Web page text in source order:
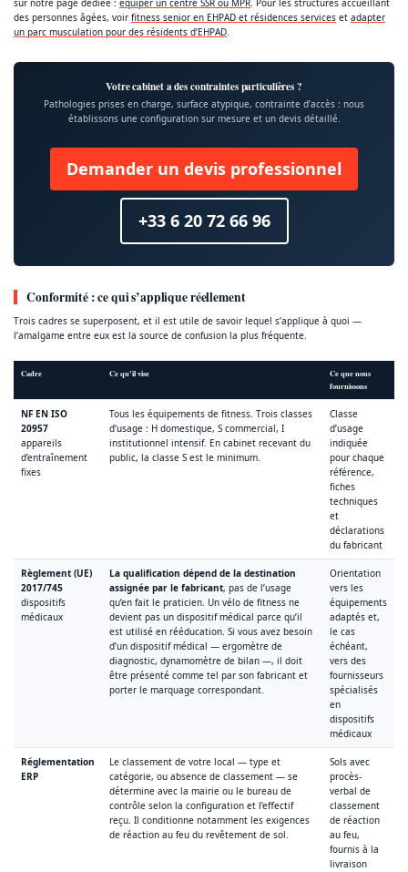
sur notre page dédiée : équiper un centre SSR ou MPR. Pour les structures accueillant
des personnes âgées, voir fitness senior en EHPAD et résidences services et adapter
un parc musculation pour des résidents d’EHPAD.
Votre cabinet a des contraintes particulières ?
Pathologies prises en charge, surface atypique, contrainte d’accès : nous
établissons une configuration sur mesure et un devis détaillé.
Demander un devis professionnel
+33 6 20 72 66 96
Conformité : ce qui s’applique réellement
Trois cadres se superposent, et il est utile de savoir lequel s’applique à quoi —
l’amalgame entre eux est la source de confusion la plus fréquente.
Cadre Ce qu’il vise
Ce que nous
fournissons
NF EN ISO
20957
appareils
d’entraînement
fixes
Tous les équipements de fitness. Trois classes
d’usage : H domestique, S commercial, I
institutionnel intensif. En cabinet recevant du
public, la classe S est le minimum.
Classe
d’usage
indiquée
pour chaque
référence,
fiches
techniques
et
déclarations
du fabricant
Règlement (UE)
2017/745
dispositifs
médicaux
La qualification dépend de la destination
assignée par le fabricant, pas de l’usage
qu’en fait le praticien. Un vélo de fitness ne
devient pas un dispositif médical parce qu’il
est utilisé en rééducation. Si vous avez besoin
d’un dispositif médical — ergomètre de
diagnostic, dynamomètre de bilan —, il doit
être présenté comme tel par son fabricant et
porter le marquage correspondant.
Orientation
vers les
équipements
adaptés et,
le cas
échéant,
vers des
fournisseurs
spécialisés
en
dispositifs
médicaux
Réglementation
ERP
Le classement de votre local — type et
catégorie, ou absence de classement — se
détermine avec la mairie ou le bureau de
contrôle selon la configuration et l’effectif
reçu. Il conditionne notamment les exigences
de réaction au feu du revêtement de sol.
Sols avec
procès-
verbal de
classement
de réaction
au feu,
fournis à la
livraison